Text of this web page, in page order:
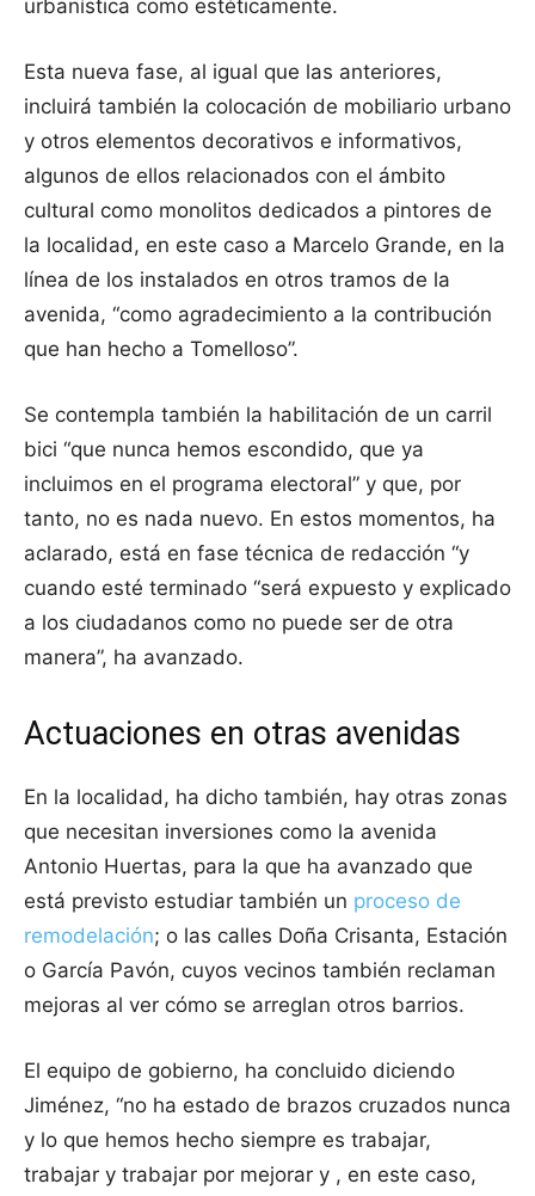
urbanística como estéticamente.
Esta nueva fase, al igual que las anteriores,
incluirá también la colocación de mobiliario urbano
y otros elementos decorativos e informativos,
algunos de ellos relacionados con el ámbito
cultural como monolitos dedicados a pintores de
la localidad, en este caso a Marcelo Grande, en la
línea de los instalados en otros tramos de la
avenida, “como agradecimiento a la contribución
que han hecho a Tomelloso”.
Se contempla también la habilitación de un carril
bici “que nunca hemos escondido, que ya
incluimos en el programa electoral” y que, por
tanto, no es nada nuevo. En estos momentos, ha
aclarado, está en fase técnica de redacción “y
cuando esté terminado “será expuesto y explicado
a los ciudadanos como no puede ser de otra
manera”, ha avanzado.
Actuaciones en otras avenidas
En la localidad, ha dicho también, hay otras zonas
que necesitan inversiones como la avenida
Antonio Huertas, para la que ha avanzado que
está previsto estudiar también un proceso de
remodelación; o las calles Doña Crisanta, Estación
o García Pavón, cuyos vecinos también reclaman
mejoras al ver cómo se arreglan otros barrios.
El equipo de gobierno, ha concluido diciendo
Jiménez, “no ha estado de brazos cruzados nunca
y lo que hemos hecho siempre es trabajar,
trabajar y trabajar por mejorar y , en este caso,